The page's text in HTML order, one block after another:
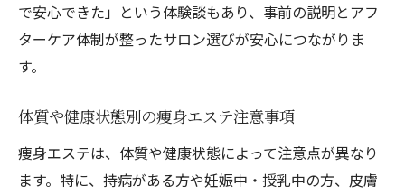
で安心できた」という体験談もあり、事前の説明とアフ
ターケア体制が整ったサロン選びが安心につながりま
す。
体質や健康状態別の痩身エステ注意事項
痩身エステは、体質や健康状態によって注意点が異なり
ます。特に、持病がある方や妊娠中・授乳中の方、皮膚